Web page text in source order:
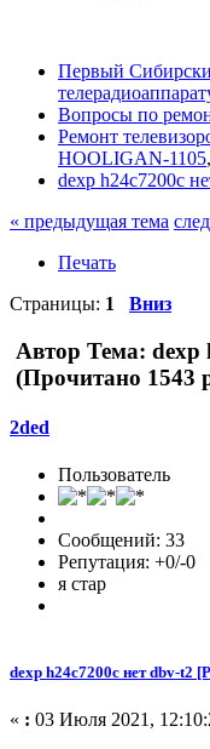
Первый
Вопросы по
Ремонт
HOOLIGAN-1105,
dexp h24c7200c
« предыдущая тема
Печать
Страницы: 1 Вниз
Автор Тема: dexp
(Прочитано 1543
2ded
Пользователь
Сообщений: 33
Репутация: +0/-0
я стар
dexp h24c7200c нет dbv-t2
« : 03 Июля 2021,